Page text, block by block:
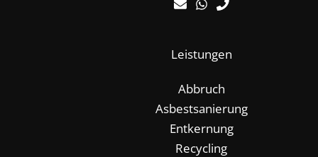
Leistungen
Abbruch
Asbestsanierung
Entkernung
Recycling